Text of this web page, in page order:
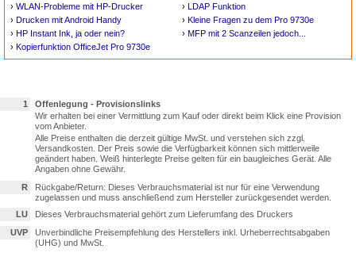
› WLAN-Probleme mit HP-Drucker
› Drucken mit Android Handy
› HP Instant Ink, ja oder nein?
› Kopierfunktion OfficeJet Pro 9730e
› LDAP Funktion
› Kleine Fragen zu dem Pro 9730e
› MFP mit 2 Scanzeilen jedoch...
1
Offenlegung - Provisionslinks
Wir erhalten bei einer Vermittlung zum Kauf oder direkt beim Klick eine Provision
vom Anbieter.
Alle Preise enthalten die derzeit gültige MwSt. und verstehen sich zzgl.
Versandkosten. Der Preis sowie die Verfügbarkeit können sich mittlerweile
geändert haben. Weiß hinterlegte Preise gelten für ein baugleiches Gerät. Alle
Angaben ohne Gewähr.
R
Rückgabe/Return: Dieses Verbrauchsmaterial ist nur für eine Verwendung
zugelassen und muss anschließend zum Hersteller zurückgesendet werden.
LU
Dieses Verbrauchsmaterial gehört zum Lieferumfang des Druckers
UVP
Unverbindliche Preisempfehlung des Herstellers inkl. Urheberrechtsabgaben
(UHG) und MwSt.